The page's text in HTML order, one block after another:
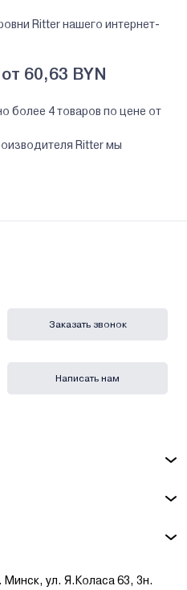
Ritter нашего интернет-
60,63 BYN
более 4 товаров по цене от
Ritter мы
самые выгодные условия от
Ritter
Нова АГ, Nova Ag, Шутценматт
/ Musica Nova Ag,
Bulach, Switzerland
Минская
Минск, ул. Я.Коласа 63, 3н.
Заказать звонок
Написать нам